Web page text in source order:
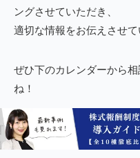
ングさせていただき、
適切な情報をお伝えさせて
ぜひ下のカレンダーから
ね！